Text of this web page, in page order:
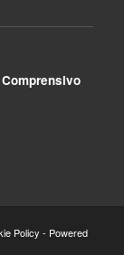
Policy - Powered